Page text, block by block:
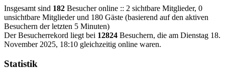
Insgesamt sind 182 Besucher online :: 2 sichtbare Mitglieder, 0
unsichtbare Mitglieder und 180 Gäste (basierend auf den aktiven
Besuchern der letzten 5 Minuten)
Der Besucherrekord liegt bei 12824 Besuchern, die am Dienstag 18.
November 2025, 18:10 gleichzeitig online waren.
Statistik